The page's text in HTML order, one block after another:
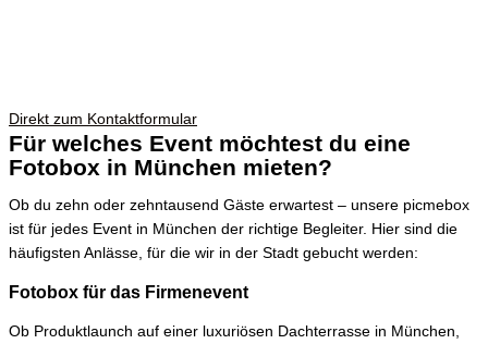
Direkt zum Kontaktformular
Für welches Event möchtest du eine
Fotobox in München mieten?
Ob du zehn oder zehntausend Gäste erwartest – unsere picmebox
ist für jedes Event in München der richtige Begleiter. Hier sind die
häufigsten Anlässe, für die wir in der Stadt gebucht werden:
Fotobox für das Firmenevent
Ob Produktlaunch auf einer luxuriösen Dachterrasse in München,